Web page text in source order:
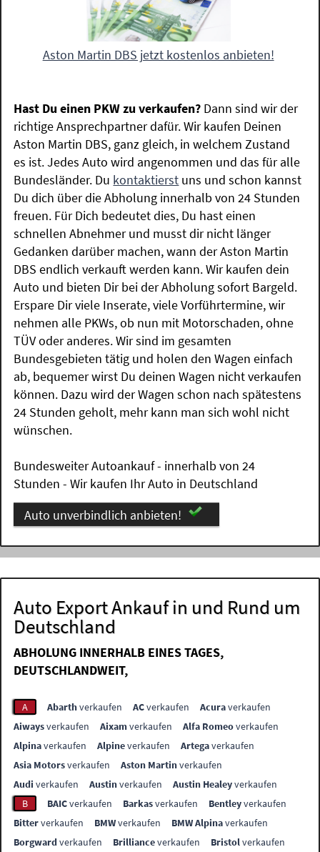
Aston Martin DBS jetzt kostenlos anbieten!
Hast Du einen PKW zu verkaufen? Dann sind wir der
richtige Ansprechpartner dafür. Wir kaufen Deinen
Aston Martin DBS, ganz gleich, in welchem Zustand
es ist. Jedes Auto wird angenommen und das für alle
Bundesländer. Du kontaktierst uns und schon kannst
Du dich über die Abholung innerhalb von 24 Stunden
freuen. Für Dich bedeutet dies, Du hast einen
schnellen Abnehmer und musst dir nicht länger
Gedanken darüber machen, wann der Aston Martin
DBS endlich verkauft werden kann. Wir kaufen dein
Auto und bieten Dir bei der Abholung sofort Bargeld.
Erspare Dir viele Inserate, viele Vorführtermine, wir
nehmen alle PKWs, ob nun mit Motorschaden, ohne
TÜV oder anderes. Wir sind im gesamten
Bundesgebieten tätig und holen den Wagen einfach
ab, bequemer wirst Du deinen Wagen nicht verkaufen
können. Dazu wird der Wagen schon nach spätestens
24 Stunden geholt, mehr kann man sich wohl nicht
wünschen.
Bundesweiter Autoankauf - innerhalb von 24
Stunden - Wir kaufen Ihr Auto in Deutschland
Auto unverbindlich anbieten!
Auto Export Ankauf in und Rund um
Deutschland
ABHOLUNG INNERHALB EINES TAGES,
DEUTSCHLANDWEIT,
A Abarthverkaufen ACverkaufen Acuraverkaufen
Aiwaysverkaufen Aixamverkaufen Alfa Romeoverkaufen
Alpinaverkaufen Alpineverkaufen Artegaverkaufen
Asia Motorsverkaufen Aston Martinverkaufen
Audi verkaufen Austinverkaufen Austin Healeyverkaufen
B
BAICverkaufen Barkasverkaufen Bentleyverkaufen
Bitterverkaufen BMWverkaufen BMW Alpinaverkaufen
Borgwardverkaufen Brillianceverkaufen Bristolverkaufen